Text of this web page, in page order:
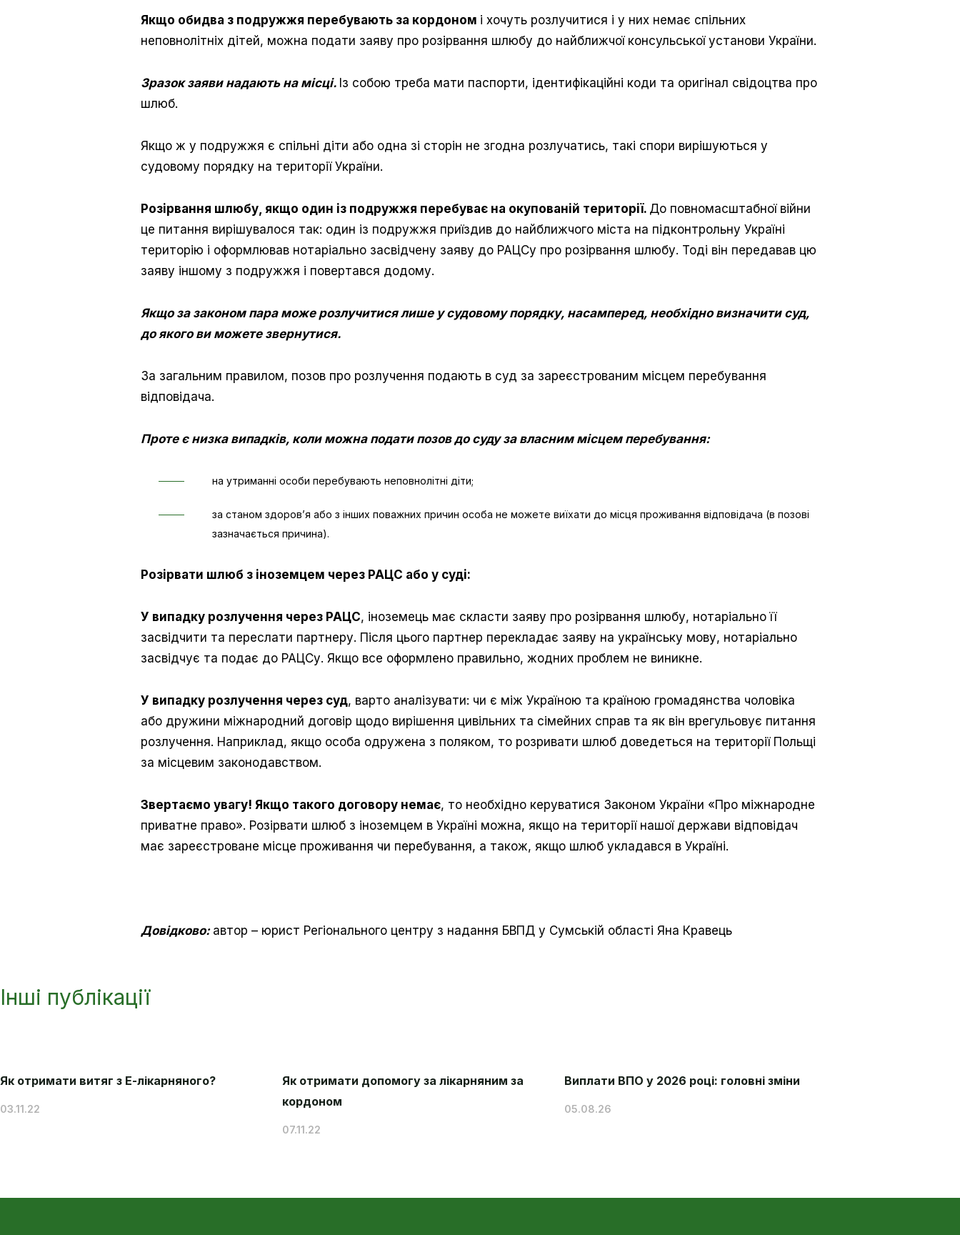
Якщо обидва з подружжя перебувають за кордоном і хочуть розлучитися і у них немає спільних
неповнолітніх дітей, можна подати заяву про розірвання шлюбу до найближчої консульської установи України.
Зразок заяви надають на місці. Із собою треба мати паспорти, ідентифікаційні коди та оригінал свідоцтва про
шлюб.
Якщо ж у подружжя є спільні діти або одна зі сторін не згодна розлучатись, такі спори вирішуються у
судовому порядку на території України.
Розірвання шлюбу, якщо один із подружжя перебуває на окупованій території. До повномасштабної війни
це питання вирішувалося так: один із подружжя приїздив до найближчого міста на підконтрольну Україні
територію і оформлював нотаріально засвідчену заяву до РАЦСу про розірвання шлюбу. Тоді він передавав цю
заяву іншому з подружжя і повертався додому.
Якщо за законом пара може розлучитися лише у судовому порядку, насамперед, необхідно визначити суд,
до якого ви можете звернутися.
За загальним правилом, позов про розлучення подають в суд за зареєстрованим місцем перебування
відповідача.
Проте є низка випадків, коли можна подати позов до суду за власним місцем перебування:
на утриманні особи перебувають неповнолітні діти;
за станом здоров’я або з інших поважних причин особа не можете виїхати до місця проживання відповідача (в позові
зазначається причина).
Розірвати шлюб з іноземцем через РАЦС або у суді:
У випадку розлучення через РАЦС, іноземець має скласти заяву про розірвання шлюбу, нотаріально її
засвідчити та переслати партнеру. Після цього партнер перекладає заяву на українську мову, нотаріально
засвідчує та подає до РАЦСу. Якщо все оформлено правильно, жодних проблем не виникне.
У випадку розлучення через суд, варто аналізувати: чи є між Україною та країною громадянства чоловіка
або дружини міжнародний договір щодо вирішення цивільних та сімейних справ та як він врегульовує питання
розлучення. Наприклад, якщо особа одружена з поляком, то розривати шлюб доведеться на території Польщі
за місцевим законодавством.
Звертаємо увагу! Якщо такого договору немає, то необхідно керуватися Законом України «Про міжнародне
приватне право». Розірвати шлюб з іноземцем в Україні можна, якщо на території нашої держави відповідач
має зареєстроване місце проживання чи перебування, а також, якщо шлюб укладався в Україні.
Довідково: автор – юрист Регіонального центру з надання БВПД у Сумській області Яна Кравець
Інші публікації
Як отримати витяг з Е-лікарняного?
03.11.22
Як отримати допомогу за лікарняним за
кордоном
07.11.22
Виплати ВПО у 2026 році: головні зміни
05.08.26